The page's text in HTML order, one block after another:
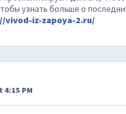
узнать больше о
vivod-iz-zapoya-2.ru/
4:15 PM